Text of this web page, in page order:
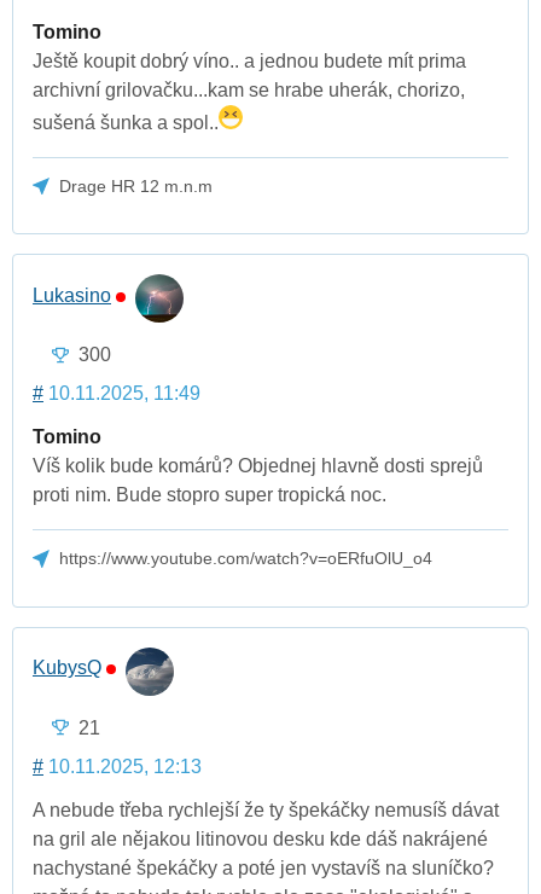
Tomino
Ještě koupit dobrý víno.. a jednou budete mít prima
archivní grilovačku...kam se hrabe uherák, chorizo,
sušená šunka a spol..
Drage HR 12 m.n.m
Lukasino
300
# 10.11.2025, 11:49
Tomino
Víš kolik bude komárů? Objednej hlavně dosti sprejů
proti nim. Bude stopro super tropická noc.
https://www.youtube.com/watch?v=oERfuOlU_o4
KubysQ
21
# 10.11.2025, 12:13
A nebude třeba rychlejší že ty špekáčky nemusíš dávat
na gril ale nějakou litinovou desku kde dáš nakrájené
nachystané špekáčky a poté jen vystavíš na sluníčko?